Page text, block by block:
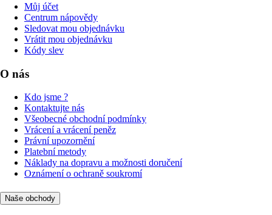
Můj účet
Centrum nápovědy
Sledovat mou objednávku
Vrátit mou objednávku
Kódy slev
O nás
Kdo jsme ?
Kontaktujte nás
Všeobecné obchodní podmínky
Vrácení a vrácení peněz
Právní upozornění
Platební metody
Náklady na dopravu a možnosti doručení
Oznámení o ochraně soukromí
Naše obchody